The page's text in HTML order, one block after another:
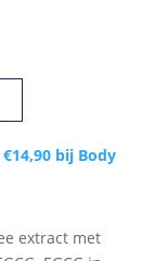
bij Body
extract met